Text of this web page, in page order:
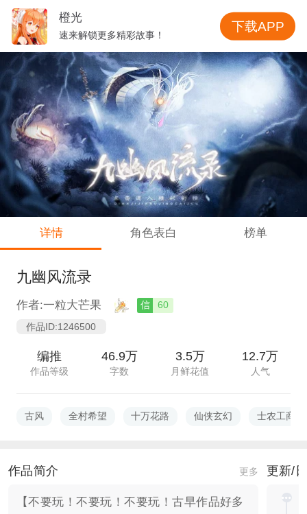
详情 角色表白 榜单
九幽风流录
作者:一粒大芒果 信
60
作品ID:1246500
编推
作品等级
46.9万
字数
3.5万
月鲜花值
12.7万
人气
古风 全村希望 十万花路 仙侠玄幻 士农工商
作品简介 更多
【不要玩！不要玩！不要玩！古早作品好多
更新/
橙光
速来解锁更多精彩故事！
下载APP